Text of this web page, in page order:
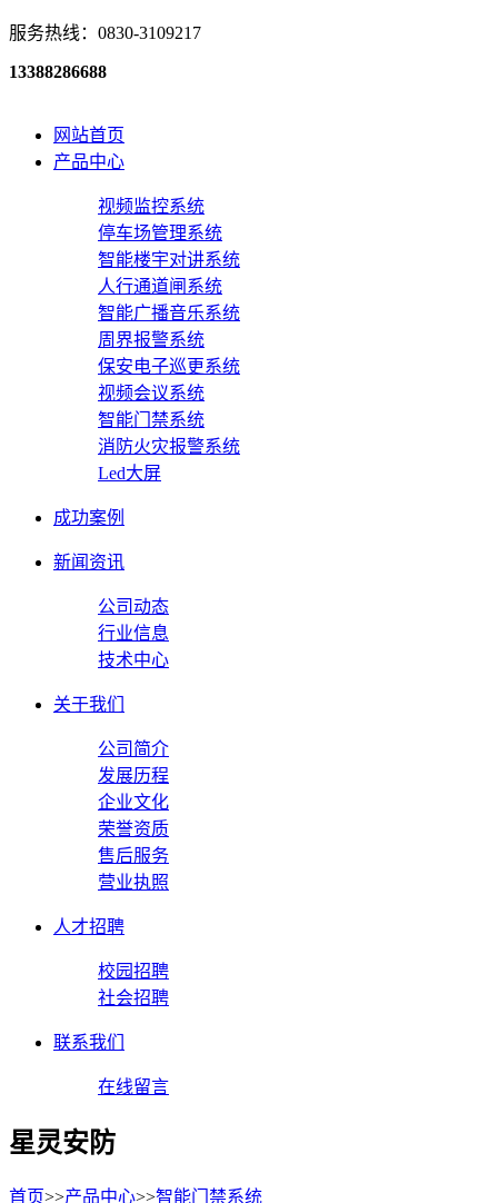
服务热线：0830-3109217
13388286688
网站首页
产品中心
视频监控系统
停车场管理系统
智能楼宇对讲系统
人行通道闸系统
智能广播音乐系统
周界报警系统
保安电子巡更系统
视频会议系统
智能门禁系统
消防火灾报警系统
Led大屏
成功案例
新闻资讯
公司动态
行业信息
技术中心
关于我们
公司简介
发展历程
企业文化
荣誉资质
售后服务
营业执照
人才招聘
校园招聘
社会招聘
联系我们
在线留言
星灵安防
首页>>产品中心>>智能门禁系统